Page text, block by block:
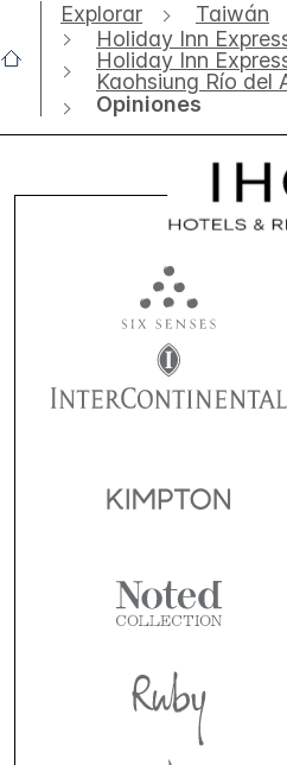
Explorar Taiwán
Holiday Inn
Holiday Inn
Kaohsiung Río del
Opiniones